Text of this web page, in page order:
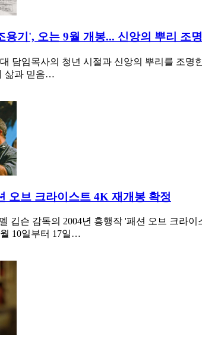
용기', 오는 9월 개봉... 신앙의 뿌리 조명
담임목사의 청년 시절과 신앙의 뿌리를 조
삶과 믿음…
오브 크라이스트 4K 재개봉 확정
깁슨 감독의 2004년 흥행작 '패션 오브 크라
10일부터 17일…